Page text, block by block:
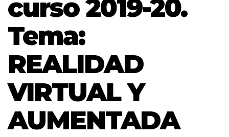
curso 2019-20.
Tema:
REALIDAD
VIRTUAL Y
AUMENTADA